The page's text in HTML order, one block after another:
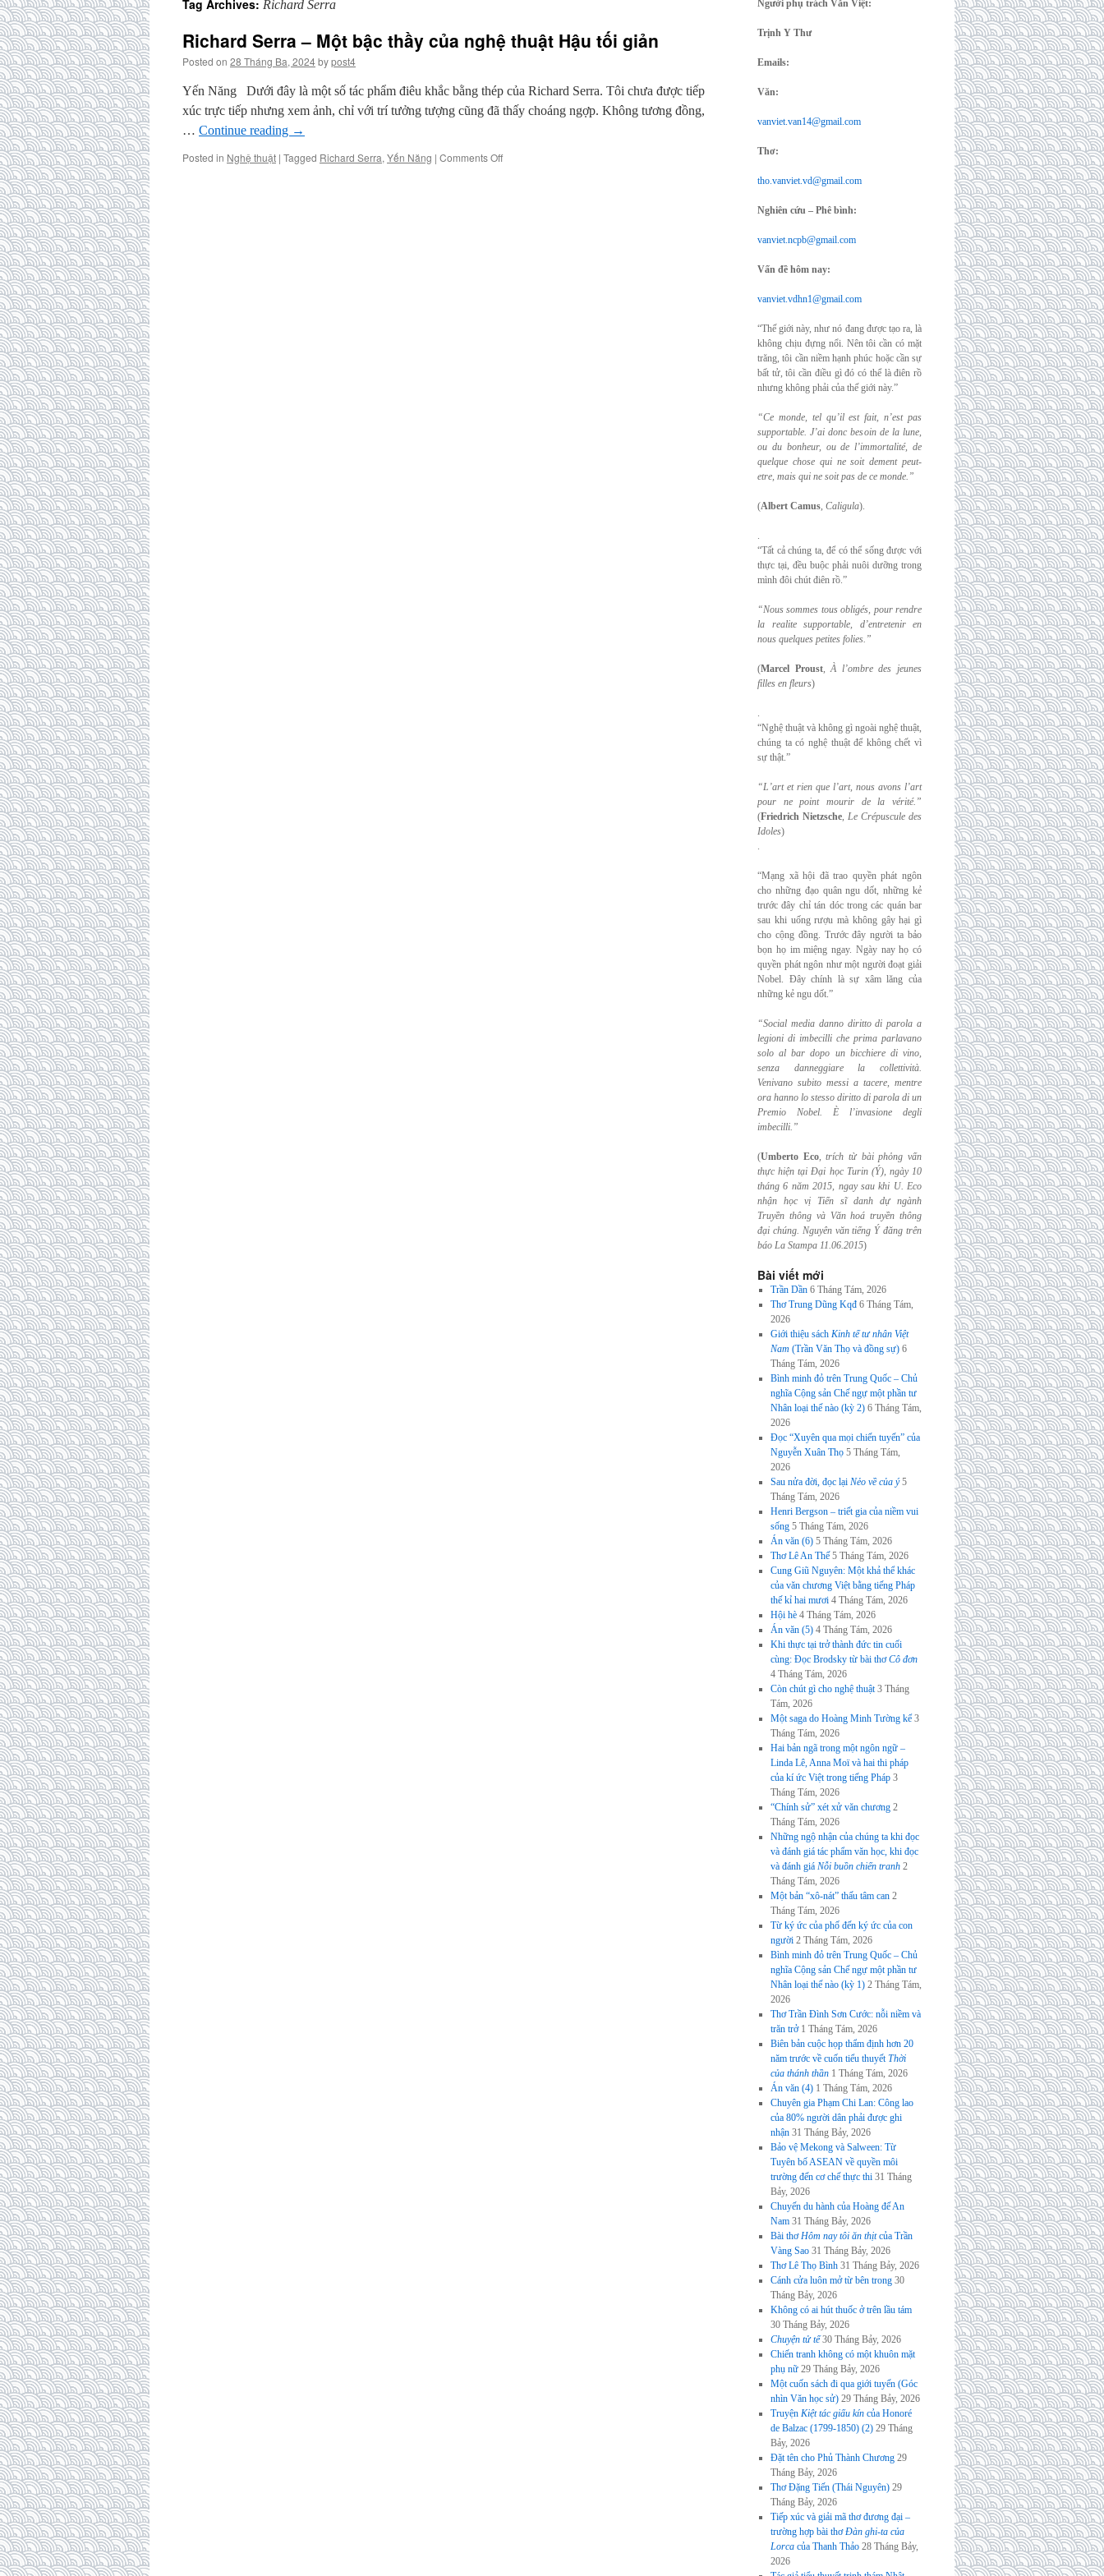
Tag Archives: Richard Serra
Richard Serra – Một bậc thầy của nghệ thuật Hậu tối giản
Posted on 28 Tháng Ba, 2024bypost4
Yến Năng Dưới đây là một số tác phẩm điêu khắc bằng thép của Richard Serra. Tôi chưa được tiếp
xúc trực tiếp nhưng xem ảnh, chỉ với trí tưởng tượng cũng đã thấy choáng ngợp. Không tương đồng,
… Continue reading →
Posted in Nghệ thuật | Tagged Richard Serra, Yến Năng | Comments Offon
Người phụ trách Văn Việt:
Trịnh Y Thư
Emails:
Văn:
vanviet.van14@gmail.com
Thơ:
tho.vanviet.vd@gmail.com
Nghiên cứu – Phê bình:
vanviet.ncpb@gmail.com
Vấn đề hôm nay:
vanviet.vdhn1@gmail.com
“Thế giới này, như nó đang được tạo ra, là
không chịu đựng nổi. Nên tôi cần có mặt
trăng, tôi cần niềm hạnh phúc hoặc cần sự
bất tử, tôi cần điều gì đó có thể là điên rồ
nhưng không phải của thế giới này.”
“Ce monde, tel qu’il est fait, n’est pas
supportable. J’ai donc besoin de la lune,
ou du bonheur, ou de l’immortalité, de
quelque chose qui ne soit dement peut-
etre, mais qui ne soit pas de ce monde.”
(Albert Camus, Caligula).
.
“Tất cả chúng ta, để có thể sống được với
thực tại, đều buộc phải nuôi dưỡng trong
mình đôi chút điên rồ.”
“Nous sommes tous obligés, pour rendre
la realite supportable, d’entretenir en
nous quelques petites folies.”
(Marcel Proust,À l’ombre des jeunes
filles en fleurs)
.
“Nghệ thuật và không gì ngoài nghệ thuật,
chúng ta có nghệ thuật để không chết vì
sự thật.”
“L’art et rien que l’art, nous avons l’art
pour ne point mourir de la vérité.”
(Friedrich Nietzsche, Le Crépuscule des
Idoles)
.
“Mạng xã hội đã trao quyền phát ngôn
cho những đạo quân ngu dốt, những kẻ
trước đây chỉ tán dóc trong các quán bar
sau khi uống rượu mà không gây hại gì
cho cộng đồng. Trước đây người ta bảo
bọn họ im miệng ngay. Ngày nay họ có
quyền phát ngôn như một người đoạt giải
Nobel. Đây chính là sự xâm lăng của
những kẻ ngu dốt.”
“Social media danno diritto di parola a
legioni di imbecilli che prima parlavano
solo albar dopo un bicchiere di vino,
senza danneggiare la collettività.
Venivano subito messi a tacere, mentre
ora hanno lo stesso diritto di parola di un
Premio Nobel. È l’invasione degli
imbecilli.”
(Umberto Eco,trích từ bài phỏng vấn
thực hiện tại Đại học Turin (Ý), ngày 10
tháng 6 năm 2015, ngay sau khi U. Eco
nhận học vị Tiến sĩ danh dự ngành
Truyền thông và Văn hoá truyền thông
đại chúng. Nguyên văn tiếng Ý đăng trên
báo La Stampa 11.06.2015)
Bài viết mới
Trần Dần 6 Tháng Tám, 2026
Thơ Trung Dũng Kqđ 6 Tháng Tám,
2026
Giới thiệu sách Kinh tế tư nhân Việt
Nam (Trần Văn Thọ và đồng sự) 6
Tháng Tám, 2026
Bình minh đỏ trên Trung Quốc – Chủ
nghĩa Cộng sản Chế ngự một phần tư
Nhân loại thế nào (kỳ 2) 6 Tháng Tám,
2026
Đọc “Xuyên qua mọi chiến tuyến” của
Nguyễn Xuân Thọ 5 Tháng Tám,
2026
Sau nửa đời, đọc lại Nẻo về của ý 5
Tháng Tám, 2026
Henri Bergson – triết gia của niềm vui
sống 5 Tháng Tám, 2026
Án văn (6) 5 Tháng Tám, 2026
Thơ Lê An Thế 5 Tháng Tám, 2026
Cung Giũ Nguyên: Một khả thể khác
của văn chương Việt bằng tiếng Pháp
thế kỉ hai mươi 4 Tháng Tám, 2026
Hội hè 4 Tháng Tám, 2026
Án văn (5) 4 Tháng Tám, 2026
Khi thực tại trở thành đức tin cuối
cùng: Đọc Brodsky từ bài thơCô đơn
4 Tháng Tám, 2026
Còn chút gì cho nghệ thuật 3 Tháng
Tám, 2026
Một saga do Hoàng Minh Tường kể 3
Tháng Tám, 2026
Hai bản ngã trong một ngôn ngữ –
Linda Lê, Anna Moï và hai thi pháp
của kí ức Việt trong tiếng Pháp 3
Tháng Tám, 2026
“Chính sử” xét xử văn chương 2
Tháng Tám, 2026
Những ngộ nhận của chúng ta khi đọc
và đánh giá tác phẩm văn học, khi đọc
và đánh giá Nỗi buồn chiến tranh 2
Tháng Tám, 2026
Một bản “xô-nát” thấu tâm can 2
Tháng Tám, 2026
Từ ký ức của phố đến ký ức của con
người 2 Tháng Tám, 2026
Bình minh đỏ trên Trung Quốc – Chủ
nghĩa Cộng sản Chế ngự một phần tư
Nhân loại thế nào (kỳ 1) 2 Tháng Tám,
2026
Thơ Trần Đình Sơn Cước: nỗi niềm và
trăn trở 1 Tháng Tám, 2026
Biên bản cuộc họp thẩm định hơn 20
năm trước về cuốn tiểu thuyếtThời
của thánh thần 1 Tháng Tám, 2026
Án văn (4) 1 Tháng Tám, 2026
Chuyên gia Phạm Chi Lan: Công lao
của 80% người dân phải được ghi
nhận 31 Tháng Bảy, 2026
Bảo vệ Mekong và Salween: Từ
Tuyên bố ASEAN về quyền môi
trường đến cơ chế thực thi 31 Tháng
Bảy, 2026
Chuyến du hành của Hoàng đế An
Nam 31 Tháng Bảy, 2026
Bài thơHôm nay tôi ăn thịtcủa Trần
Vàng Sao 31 Tháng Bảy, 2026
Thơ Lê Thọ Bình 31 Tháng Bảy, 2026
Cánh cửa luôn mở từ bên trong 30
Tháng Bảy, 2026
Không có ai hút thuốc ở trên lầu tám
30 Tháng Bảy, 2026
Chuyện tử tế 30 Tháng Bảy, 2026
Chiến tranh không có một khuôn mặt
phụ nữ 29 Tháng Bảy, 2026
Một cuốn sách đi qua giới tuyến (Góc
nhìn Văn học sử) 29 Tháng Bảy, 2026
Truyện Kiệt tác giấu kíncủa Honoré
de Balzac (1799-1850) (2) 29 Tháng
Bảy, 2026
Đặt tên cho Phủ Thành Chương 29
Tháng Bảy, 2026
Thơ Đặng Tiến (Thái Nguyên) 29
Tháng Bảy, 2026
Tiếp xúc và giải mã thơ đương đại –
trường hợp bài thơĐàn ghi-ta của
Lorcacủa Thanh Thảo 28 Tháng Bảy,
2026